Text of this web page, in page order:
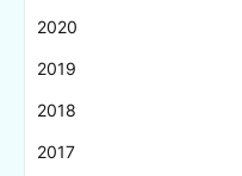
2020
2019
2018
2017